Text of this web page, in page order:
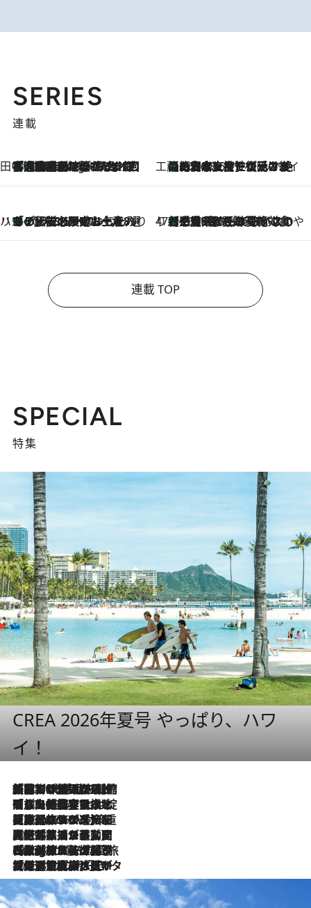
SERIES
連載
田中稲の勝手に再ブーム
4 Hours Ago
「湘南乃風に憧れて」観客大盛上がりの“タオル回し”に、ラッパー顔負けの高速歌唱まで…さだまさし（74）のアグレッシブすぎる現在地 工藤まやのおもてなしハワイ
2026.8.6
【ハワイ土産】ローカルの絶大な支持で復活！ 絶品の幻クッキー《元ファンの日本人女性が受け継いだ名店》
ハワイ賢者 リサのお気に入りリスト2026.8.6
あの伝説の限定トートも！ リニューアルした「ディーン＆デルーカ ハワイ」で必須のお土産8選 47都道府県の手みやげ ひんやりスイーツで夏を満喫
2026.8.6
【三重県】この夏絶対食べたい 冷やしておいしいおやつ3選 お餅×アイスの新感覚スイーツ
連載 TOP
SPECIAL
特集
CREA 2026年夏号 やっぱり、ハワ
イ！
2026.8.6
「荷物が増えるほど旅ストレスは増す」美容ジャーナリストがたどり着いた最終結論。“化粧品を劇的に減らす”感動の凝縮美容とは
2026.8.6
「旅先には金髪ウィッグを持参」日本と同じメイクでは損してる!? 美容ジャーナリストが提案する“掟破りの旅美容”とは
2026.8.6
【厳選旅コスメ】「身軽さ＆UV対策重視！」ヘアアーティストshucoが選んだ夏旅ベストコスメを発表【Mサイズジップ】
2026.8.5
【厳選旅コスメ】国内をあちこち移動する河井菜摘が選んだ夏旅ベストコスメ発表！「リラックスアイテムはマスト」【Mサイズジップ】
2026.8.4
【厳選旅コスメ】「紫外線＆乾燥対策しながらメイク感も！」ヘア＆メイクGeorgeが選んだ夏旅ベストコスメを発表！【Mサイズジップ】
2026.8.3
【厳選旅コスメ】「保湿もタイパ重視！」“サウナ好き”タレント清水みさとが愛用する夏旅ベストコスメを発表！【Mサイズジップ】